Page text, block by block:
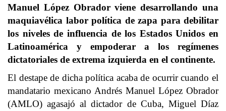
Manuel López Obrador viene desarrollando una
maquiavélica labor política de zapa para debilitar
los niveles de influencia de los Estados Unidos en
Latinoamérica y empoderar a los regímenes
dictatoriales de extrema izquierda en el continente.
El destape de dicha política acaba de ocurrir cuando el
mandatario mexicano Andrés Manuel López Obrador
(AMLO) agasajó al dictador de Cuba, Miguel Díaz